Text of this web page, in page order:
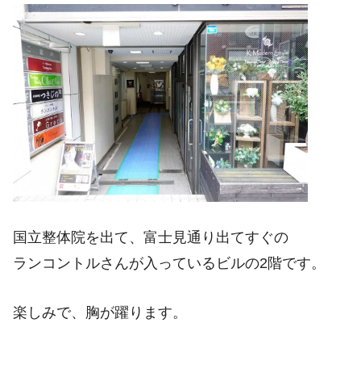
国立整体院を出て、富士見通り出てすぐの
ランコントルさんが入っているビルの2階です。
楽しみで、胸が躍ります。